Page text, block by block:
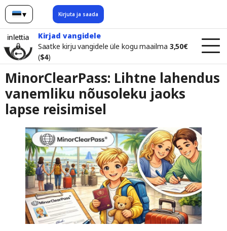
▾
eesti Kirjuta ja saada
inlettia
Kirjad vangidele
Saatke kirju vangidele üle kogu maailma 3,50€
($4)
MinorClearPass: Lihtne lahendus
vanemliku nõusoleku jaoks
lapse reisimisel